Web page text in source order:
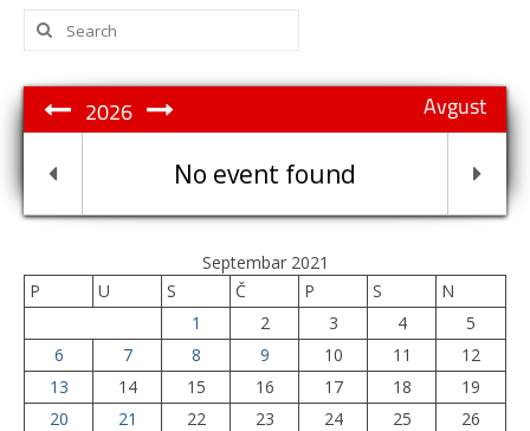
Search
for:
Avgust
2026
No event found
Septembar 2021
P
U S Č P S
N
1
2 3 4
5
6
7 8 9 10 11
12
13
14 15 16 17 18
19
20
21 22 23 24 25
26